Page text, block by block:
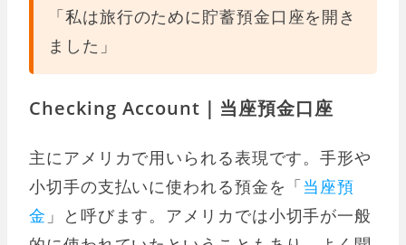
「私は旅行のために貯蓄預金口座を開き
ました」
Checking Account｜当座預金口座
主にアメリカで用いられる表現です。手形や
小切手の支払いに使われる預金を「当座預
金 」と呼びます。アメリカでは小切手が一般